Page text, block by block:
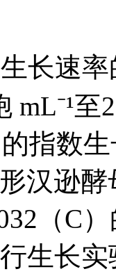
长速
mL⁻¹至
指数
汉逊酵
（C
生长